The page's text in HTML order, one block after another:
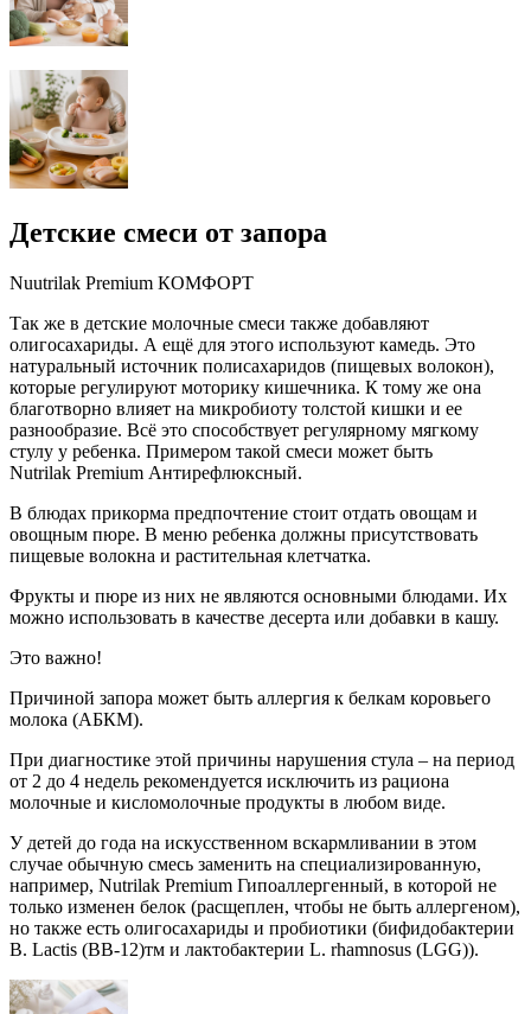
Детские смеси от запора
Nuutrilak Premium КОМФОРТ
Так же в детские молочные смеси также добавляют
олигосахариды. А ещё для этого используют камедь. Это
натуральный источник полисахаридов (пищевых волокон),
которые регулируют моторику кишечника. К тому же она
благотворно влияет на микробиоту толстой кишки и ее
разнообразие. Всё это способствует регулярному мягкому
стулу у ребенка. Примером такой смеси может быть
Nutrilak Premium Антирефлюксный.
В блюдах прикорма предпочтение стоит отдать овощам и
овощным пюре. В меню ребенка должны присутствовать
пищевые волокна и растительная клетчатка.
Фрукты и пюре из них не являются основными блюдами. Их
можно использовать в качестве десерта или добавки в кашу.
Это важно!
Причиной запора может быть аллергия к белкам коровьего
молока (АБКМ).
При диагностике этой причины нарушения стула – на период
от 2 до 4 недель рекомендуется исключить из рациона
молочные и кисломолочные продукты в любом виде.
У детей до года на искусственном вскармливании в этом
случае обычную смесь заменить на специализированную,
например, Nutrilak Premium Гипоаллергенный, в которой не
только изменен белок (расщеплен, чтобы не быть аллергеном),
но также есть олигосахариды и пробиотики (бифидобактерии
В. Lactis (BB-12)тм и лактобактерии L. rhamnosus (LGG)).